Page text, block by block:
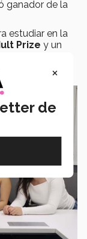
ganador de la
estudiar en la
Prize y un
×
de